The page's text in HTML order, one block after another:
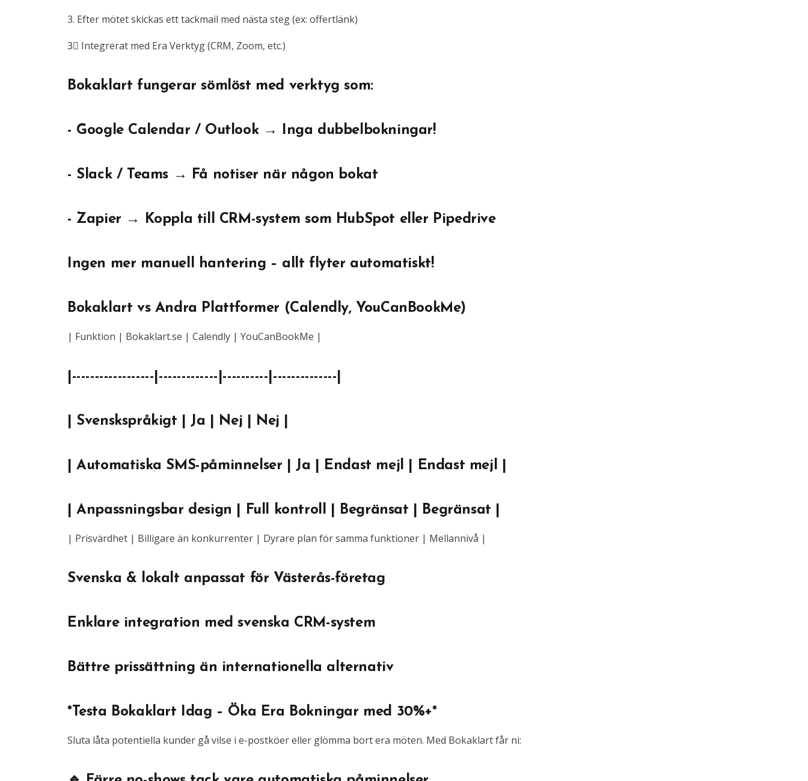
3. Efter mötet skickas ett tackmail med nästa steg (ex: offertlänk)
3⃣ Integrerat med Era Verktyg (CRM, Zoom, etc.)
Bokaklart fungerar sömlöst med verktyg som:
- Google Calendar / Outlook → Inga dubbelbokningar!
- Slack / Teams → Få notiser när någon bokat
- Zapier → Koppla till CRM-system som HubSpot eller Pipedrive
Ingen mer manuell hantering – allt flyter automatiskt!
Bokaklart vs Andra Plattformer (Calendly, YouCanBookMe)
| Funktion | Bokaklart.se | Calendly | YouCanBookMe |
|------------------|-------------|----------|--------------|
| Svenskspråkigt | Ja | Nej | Nej |
| Automatiska SMS-påminnelser | Ja | Endast mejl | Endast mejl |
| Anpassningsbar design | Full kontroll | Begränsat | Begränsat |
| Prisvärdhet | Billigare än konkurrenter | Dyrare plan för samma funktioner | Mellannivå |
Svenska & lokalt anpassat för Västerås-företag
Enklare integration med svenska CRM-system
Bättre prissättning än internationella alternativ
*Testa Bokaklart Idag – Öka Era Bokningar med 30%+*
Sluta låta potentiella kunder gå vilse i e-postköer eller glömma bort era möten. Med Bokaklart får ni: